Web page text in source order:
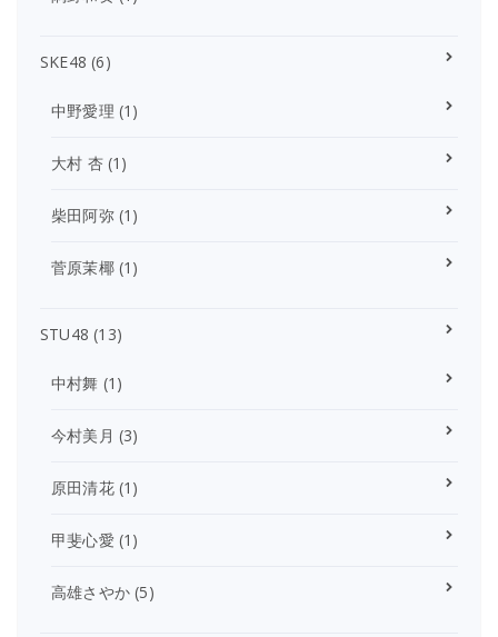
SKE48 (6)
中野愛理 (1)
大村 杏(1)
柴田阿弥(1)
菅原茉椰(1)
STU48 (13)
中村舞 (1)
今村美月 (3)
原田清花(1)
甲斐心愛 (1)
高雄さやか (5)